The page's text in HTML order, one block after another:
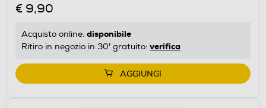
€ 9,90
Acquisto online: disponibile
Ritiro in negozio in 30' gratuito: verifica
AGGIUNGI